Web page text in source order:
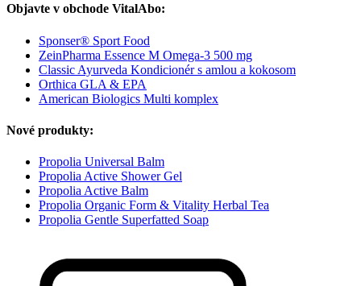
Objavte v obchode VitalAbo:
Sponser® Sport Food
ZeinPharma Essence M Omega-3 500 mg
Classic Ayurveda Kondicionér s amlou a kokosom
Orthica GLA & EPA
American Biologics Multi komplex
Nové produkty:
Propolia Universal Balm
Propolia Active Shower Gel
Propolia Active Balm
Propolia Organic Form & Vitality Herbal Tea
Propolia Gentle Superfatted Soap